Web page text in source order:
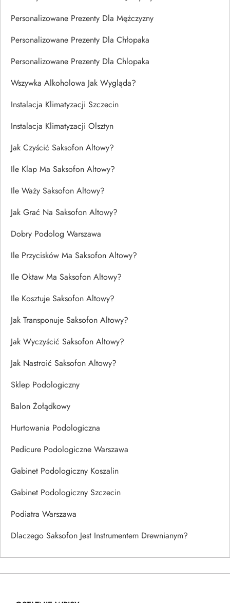
Personalizowane Prezenty Dla Mężczyzny
Personalizowane Prezenty Dla Chłopaka
Personalizowane Prezenty Dla Chlopaka
Wszywka Alkoholowa Jak Wygląda?
Instalacja Klimatyzacji Szczecin
Instalacja Klimatyzacji Olsztyn
Jak Czyścić Saksofon Altowy?
Ile Klap Ma Saksofon Altowy?
Ile Waży Saksofon Altowy?
Jak Grać Na Saksofon Altowy?
Dobry Podolog Warszawa
Ile Przycisków Ma Saksofon Altowy?
Ile Oktaw Ma Saksofon Altowy?
Ile Kosztuje Saksofon Altowy?
Jak Transponuje Saksofon Altowy?
Jak Wyczyścić Saksofon Altowy?
Jak Nastroić Saksofon Altowy?
Sklep Podologiczny
Balon Żołądkowy
Hurtowania Podologiczna
Pedicure Podologiczne Warszawa
Gabinet Podologiczny Koszalin
Gabinet Podologiczny Szczecin
Podiatra Warszawa
Dlaczego Saksofon Jest Instrumentem Drewnianym?